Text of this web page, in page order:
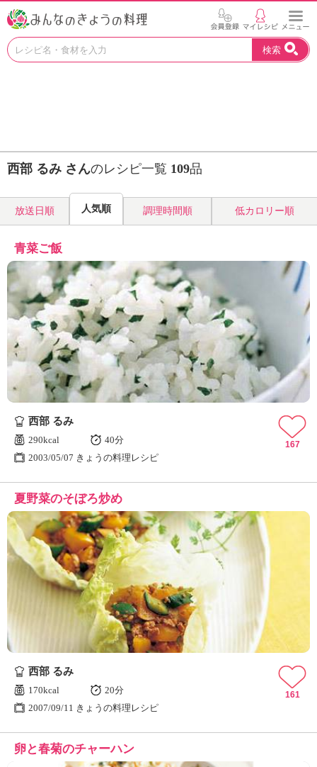
お
見
つ
よ
う
H
K
エ
ケ
ー
シ
ョ
ナ
ん
の
ょ
う
の
料
理
」
検索
西部 るみ さんのレシピ一覧 109品
放送日順 人気順 調理時間順 低カロリー順
青菜ご飯
西部 るみ
290kcal
40分
2003/05/07 きょうの料理レシピ
167
夏野菜のそぼろ炒め
西部 るみ
170kcal
20分
2007/09/11 きょうの料理レシピ
161
卵と春菊のチャーハン